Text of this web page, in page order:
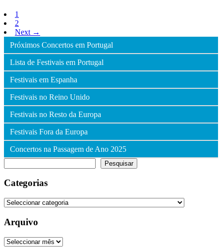
1
2
Next →
Próximos Concertos em Portugal
Lista de Festivais em Portugal
Festivais em Espanha
Festivais no Reino Unido
Festivais no Resto da Europa
Festivais Fora da Europa
Concertos na Passagem de Ano 2025
Pesquisar
Categorias
Categorias
Arquivo
Arquivo